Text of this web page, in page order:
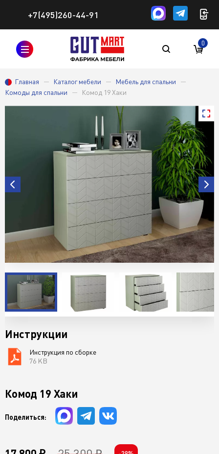
+7(495)260-44-91
0
Главная Каталог мебели
Мебель для спальни
Комоды для спальни
Комод 19 Хаки
Инструкции
Инструкция по сборке
76 KB
Комод 19 Хаки
Поделиться: